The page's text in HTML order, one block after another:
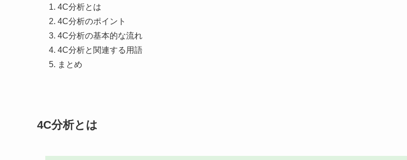
4C分析とは
4C分析のポイント
4C分析の基本的な流れ
4C分析と関連する用語
まとめ
4C分析とは